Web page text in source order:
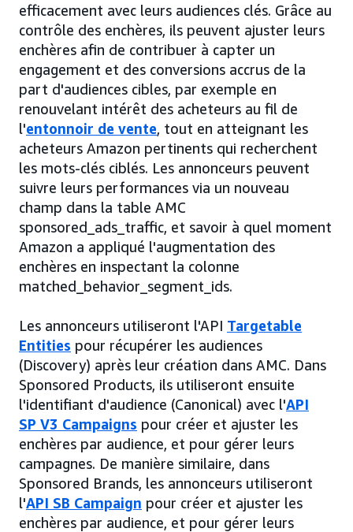
efficacement avec leurs audiences clés. Grâce au
contrôle des enchères, ils peuvent ajuster leurs
enchères afin de contribuer à capter un
engagement et des conversions accrus de la
part d'audiences cibles, par exemple en
renouvelant intérêt des acheteurs au fil de
l'entonnoir de vente, tout en atteignant les
acheteurs Amazon pertinents qui recherchent
les mots-clés ciblés. Les annonceurs peuvent
suivre leurs performances via un nouveau
champ dans la table AMC
sponsored_ads_traffic, et savoir à quel moment
Amazon a appliqué l'augmentation des
enchères en inspectant la colonne
matched_behavior_segment_ids.
Les annonceurs utiliseront l'API Targetable
Entities pour récupérer les audiences
(Discovery) après leur création dans AMC. Dans
Sponsored Products, ils utiliseront ensuite
l'identifiant d'audience (Canonical) avec l'API
SP V3 Campaigns pour créer et ajuster les
enchères par audience, et pour gérer leurs
campagnes. De manière similaire, dans
Sponsored Brands, les annonceurs utiliseront
l'API SB Campaign pour créer et ajuster les
enchères par audience, et pour gérer leurs